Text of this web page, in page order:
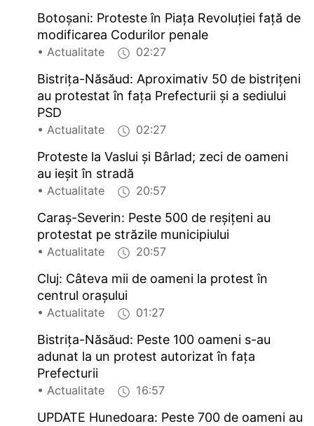
Botoșani: Proteste în Piața Revoluției față de
modificarea Codurilor penale
• Actualitate 02:27
Bistrița-Năsăud: Aproximativ 50 de bistrițeni
au protestat în fața Prefecturii și a sediului
PSD
• Actualitate 02:27
Proteste la Vaslui și Bârlad; zeci de oameni
au ieșit în stradă
• Actualitate 20:57
Caraș-Severin: Peste 500 de reșițeni au
protestat pe străzile municipiului
• Actualitate 20:57
Cluj: Câteva mii de oameni la protest în
centrul orașului
• Actualitate 01:27
Bistrița-Năsăud: Peste 100 oameni s-au
adunat la un protest autorizat în fața
Prefecturii
• Actualitate 16:57
UPDATE Hunedoara: Peste 700 de oameni au